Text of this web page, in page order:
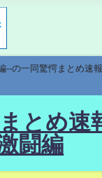
の一同驚愕まとめ速
とめ速
闘編